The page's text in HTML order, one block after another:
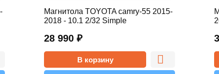
28 990 ₽
Магнитола TOYOTA camry-55 2015-
2018 - 10.1 2/32 Simple
В корзину